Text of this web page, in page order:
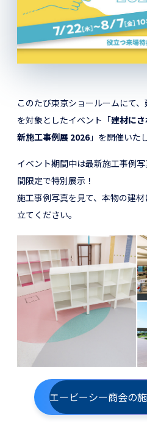
このたび東京ショールームにて
を対象としたイベント「建材に
新施工事例展 2026 」を開催いた
イベント期間中は最新施工事例
間限定で特別展示！
施工事例写真を見て、本物の建
立てください。
エービーシー商会の